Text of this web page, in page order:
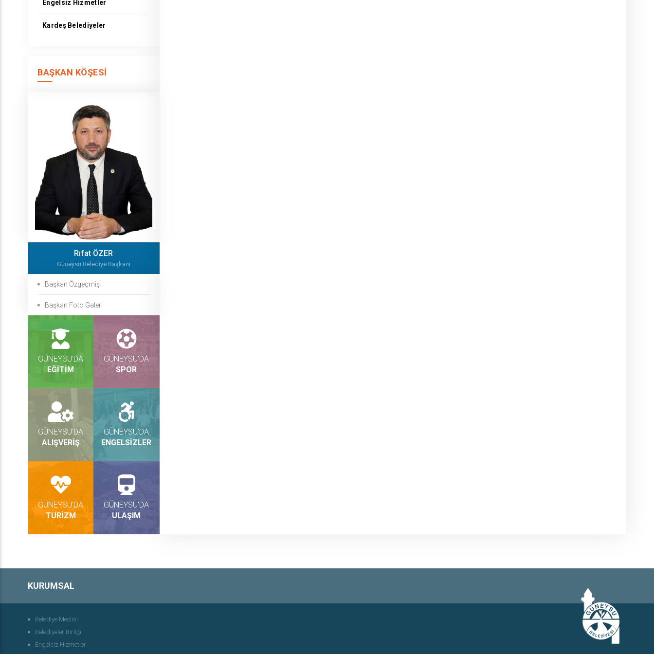
Engelsiz Hizmetler
Kardeş Belediyeler
BAŞKAN KÖŞESI
Rıfat ÖZER
Güneysu Belediye Başkanı
Başkan Özgeçmiş
Başkan Foto Galeri
GÜNEYSU'DA
EĞİTİM
GÜNEYSU'DA
SPOR
GÜNEYSU'DA
ALIŞVERİŞ
GÜNEYSU'DA
ENGELSİZLER
GÜNEYSU'DA
TURİZM
GÜNEYSU'DA
ULAŞIM
KURUMSAL
Belediye Meclisi
Belediyeler Birliği
Engelsiz Hizmetler